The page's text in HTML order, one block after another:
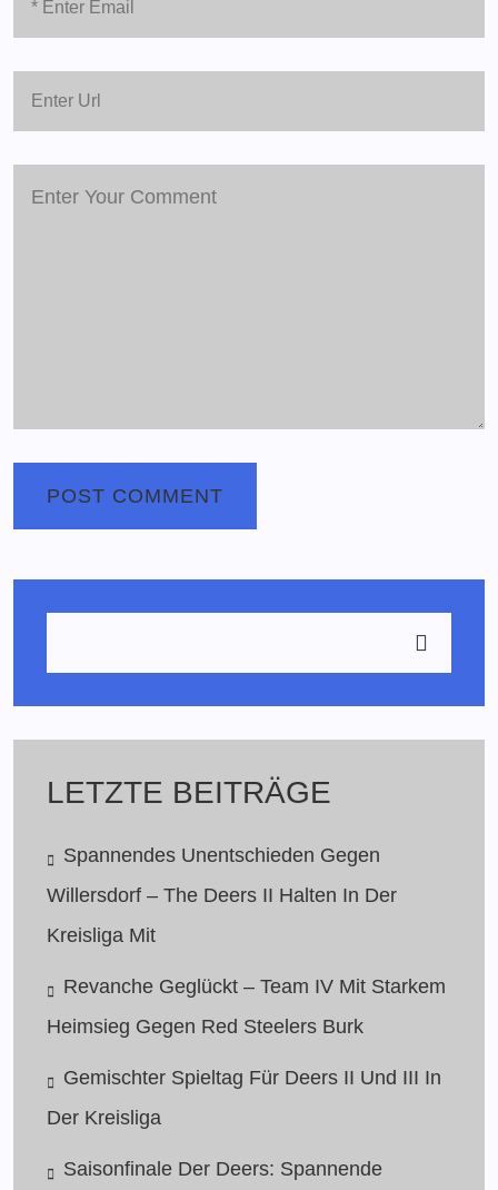
LETZTE BEITRÄGE
Spannendes Unentschieden Gegen
Willersdorf – The Deers II Halten In Der
Kreisliga Mit
Revanche Geglückt – Team IV Mit Starkem
Heimsieg Gegen Red Steelers Burk
Gemischter Spieltag Für Deers II Und III In
Der Kreisliga
Saisonfinale Der Deers: Spannende